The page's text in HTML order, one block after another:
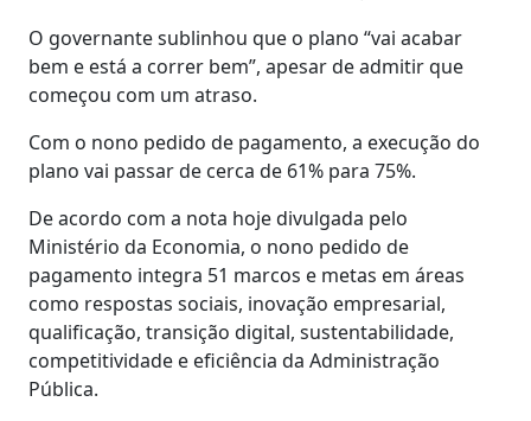
O governante sublinhou que o plano “vai acabar
bem e está a correr bem”, apesar de admitir que
começou com um atraso.
Com o nono pedido de pagamento, a execução do
plano vai passar de cerca de 61% para 75%.
De acordo com a nota hoje divulgada pelo
Ministério da Economia, o nono pedido de
pagamento integra 51 marcos e metas em áreas
como respostas sociais, inovação empresarial,
qualificação, transição digital, sustentabilidade,
competitividade e eficiência da Administração
Pública.